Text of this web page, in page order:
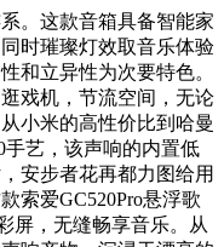
。这款音箱具备智能家
时璀璨灯效取音乐体验
和立异性为次要特色。
戏机，节流空间，无论
小米的高性价比到哈曼
艺，该声响的内置低
安步者花再都力图给用
索爱GC520Pro悬浮歌
屏，无缝畅享音乐。从